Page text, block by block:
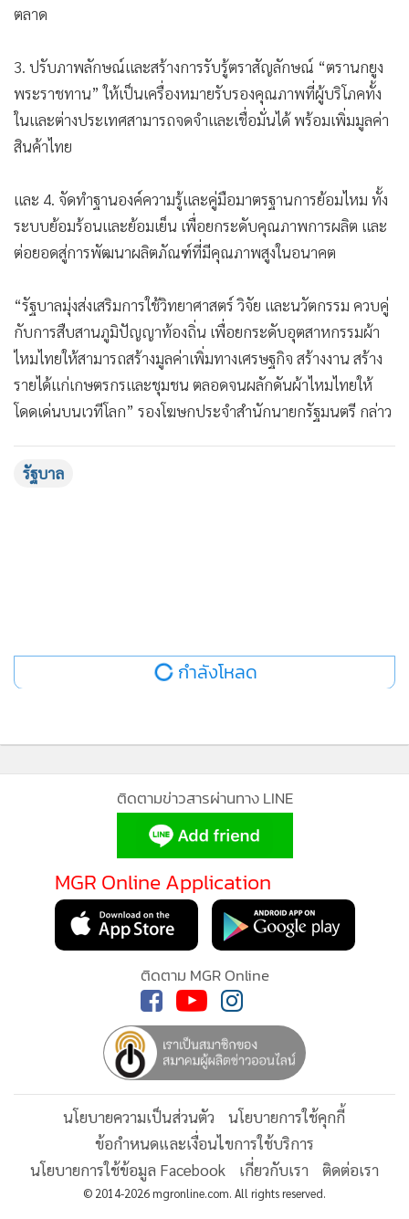
ตลาด
3. ปรับภาพลักษณ์และสร้างการรับรู้ตราสัญลักษณ์ “ตรานกยูง
พระราชทาน” ให้เป็นเครื่องหมายรับรองคุณภาพที่ผู้บริโภคทั้ง
ในและต่างประเทศสามารถจดจำและเชื่อมั่นได้ พร้อมเพิ่มมูลค่า
สินค้าไทย
และ 4. จัดทำฐานองค์ความรู้และคู่มือมาตรฐานการย้อมไหม ทั้ง
ระบบย้อมร้อนและย้อมเย็น เพื่อยกระดับคุณภาพการผลิต และ
ต่อยอดสู่การพัฒนาผลิตภัณฑ์ที่มีคุณภาพสูงในอนาคต
“รัฐบาลมุ่งส่งเสริมการใช้วิทยาศาสตร์ วิจัย และนวัตกรรม ควบคู่
กับการสืบสานภูมิปัญญาท้องถิ่น เพื่อยกระดับอุตสาหกรรมผ้า
ไหมไทยให้สามารถสร้างมูลค่าเพิ่มทางเศรษฐกิจ สร้างงาน สร้าง
รายได้แก่เกษตรกรและชุมชน ตลอดจนผลักดันผ้าไหมไทยให้
โดดเด่นบนเวทีโลก” รองโฆษกประจำสำนักนายกรัฐมนตรี กล่าว
รัฐบาล
กำลังโหลด
ติดตามข่าวสารผ่านทาง LINE
MGR Online Application
ติดตาม MGR Online
นโยบายความเป็นส่วนตัว
นโยบายการใช้คุกกี้
ข้อกำหนดและเงื่อนไขการใช้บริการ
นโยบายการใช้ข้อมูล Facebook
เกี่ยวกับเรา ติดต่อเรา
© 2014-2026 mgronline.com. All rights reserved.